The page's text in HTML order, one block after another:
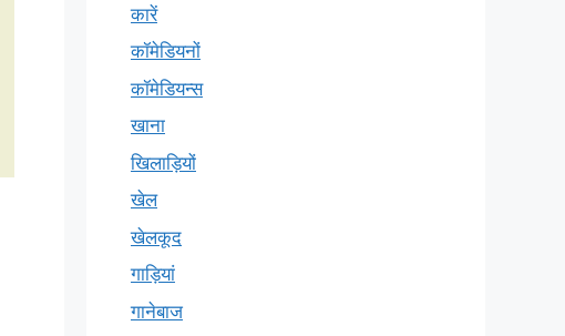
कारें
कॉमेडियनों
कॉमेडियन्स
खाना
खिलाड़ियों
खेल
खेलकूद
गाड़ियां
गानेबाज